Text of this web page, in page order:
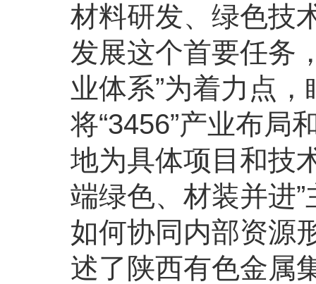
材料研发、绿色技
发展这个首要任务
业体系”为着力点
将“3456”产业布局
地为具体项目和技
端绿色、材装并进
如何协同内部资源
述了陕西有色金属